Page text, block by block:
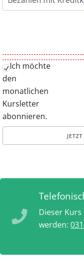
Ich möchte
den
monatlichen
Kursletter
abonnieren.
Dieser
werden: